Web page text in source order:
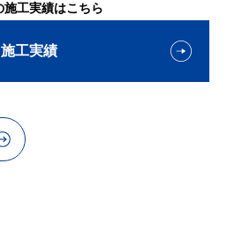
施工実績はこちら
施工実績